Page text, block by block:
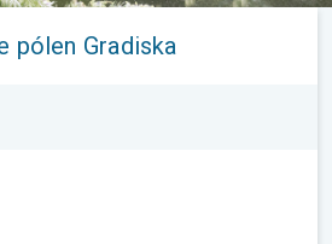
pólen Gradiska